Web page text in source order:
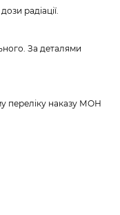
радіації.
За деталями
переліку наказу МОН